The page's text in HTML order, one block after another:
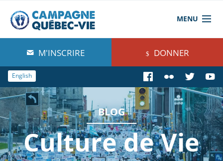
MENU
À propos de nous
Blog
Comprendre
Agir
Boutique
M'INSCRIRE DONNER
English
BLOG
Culture de Vie